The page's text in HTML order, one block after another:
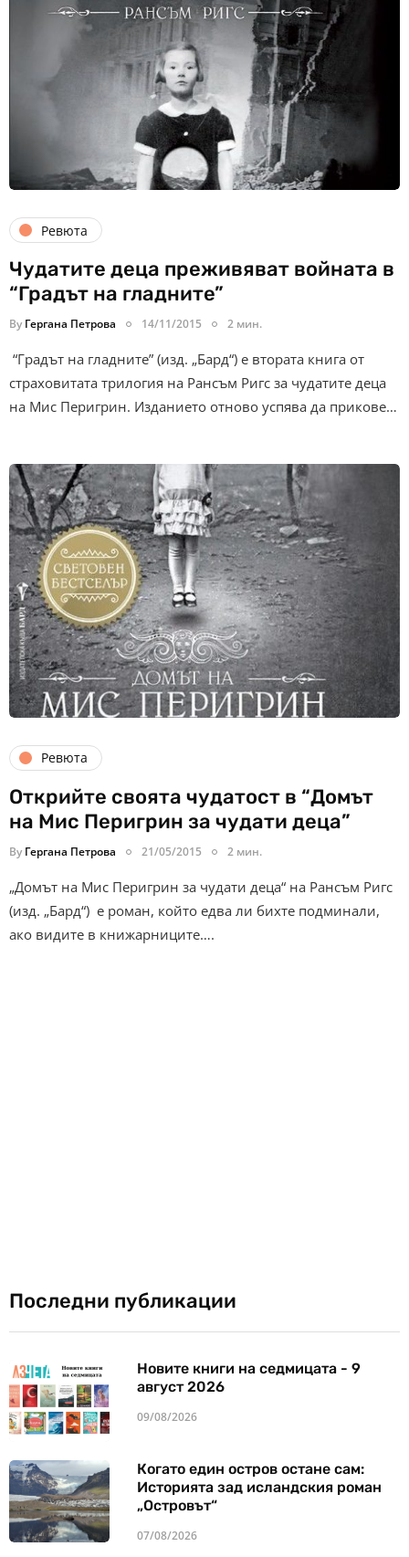
Ревюта
Чудатите деца преживяват войната в
“Градът на гладните”
By Гергана Петрова 14/11/2015 2 мин.
“Градът на гладните” (изд. „Бард“) е втората книга от
страховитата трилогия на Рансъм Ригс за чудатите деца
на Мис Перигрин. Изданието отново успява да прикове…
Ревюта
Открийте своята чудатост в “Домът
на Мис Перигрин за чудати деца”
By Гергана Петрова 21/05/2015 2 мин.
„Домът на Мис Перигрин за чудати деца“ на Рансъм Ригс
(изд. „Бард“) е роман, който едва ли бихте подминали,
ако видите в книжарниците….
Последни публикации
Новите книги на седмицата - 9
август 2026
09/08/2026
Когато един остров остане сам:
Историята зад исландския роман
„Островът“
07/08/2026